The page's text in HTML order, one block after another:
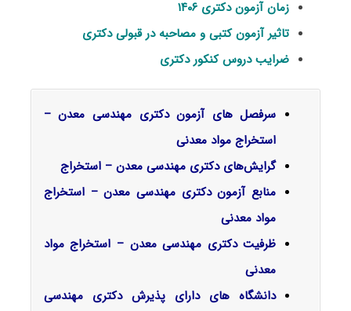
زمان آزمون دکتری ۱۴۰۶
تاثیر آزمون کتبی و مصاحبه در قبولی دکتری
ضرایب دروس کنکور دکتری
سرفصل‌ های آزمون دکتری مهندسی معدن –
استخراج مواد معدنی
گرایش‌های دکتری مهندسی معدن – استخراج
منابع آزمون دکتری مهندسی معدن – استخراج
مواد معدنی
ظرفیت دکتری مهندسی معدن – استخراج مواد
معدنی
دانشگاه های دارای پذیرش دکتری مهندسی